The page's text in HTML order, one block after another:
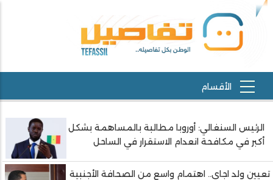
الرئيس السنغالي: أوروبا مطالبة بالمساهمة بشكل
أكبر في مكافحة انعدام الاستقرار في الساحل
تعيين ولد اجاي.. اهتمام واسع من الصحافة الأجنبية